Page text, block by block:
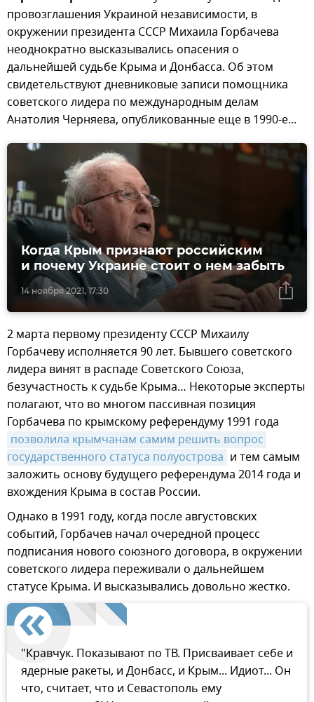
провозглашения Украиной независимости, в
окружении президента СССР Михаила Горбачева
неоднократно высказывались опасения о
дальнейшей судьбе Крыма и Донбасса. Об этом
свидетельствуют дневниковые записи помощника
советского лидера по международным делам
Анатолия Черняева, опубликованные еще в 1990-е...
14 ноября 2021, 17:30
Когда Крым признают российским
и почему Украине стоит о нем забыть
2 марта первому президенту СССР Михаилу
Горбачеву исполняется 90 лет. Бывшего советского
лидера винят в распаде Советского Союза,
безучастность к судьбе Крыма… Некоторые эксперты
полагают, что во многом пассивная позиция
Горбачева по крымскому референдуму 1991 года
позволила крымчанам самим решить вопрос
государственного статуса полуострова и тем самым
заложить основу будущего референдума 2014 года и
вхождения Крыма в состав России.
Однако в 1991 году, когда после августовских
событий, Горбачев начал очередной процесс
подписания нового союзного договора, в окружении
советского лидера переживали о дальнейшем
статусе Крыма. И высказывались довольно жестко.
"Кравчук. Показывают по ТВ. Присваивает себе и
ядерные ракеты, и Донбасс, и Крым... Идиот... Он
что, считает, что и Севастополь ему